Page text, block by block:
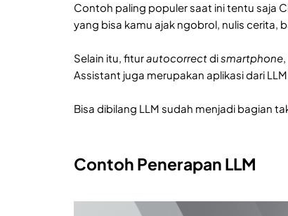
Contoh paling populer saat ini tentu saja
yang bisa kamu ajak ngobrol, nulis cerita,
Selain itu, fiturautocorrectdismartphone
Assistant juga merupakan aplikasi dari
Bisa dibilang LLM sudah menjadi bagian
Contoh Penerapan LLM